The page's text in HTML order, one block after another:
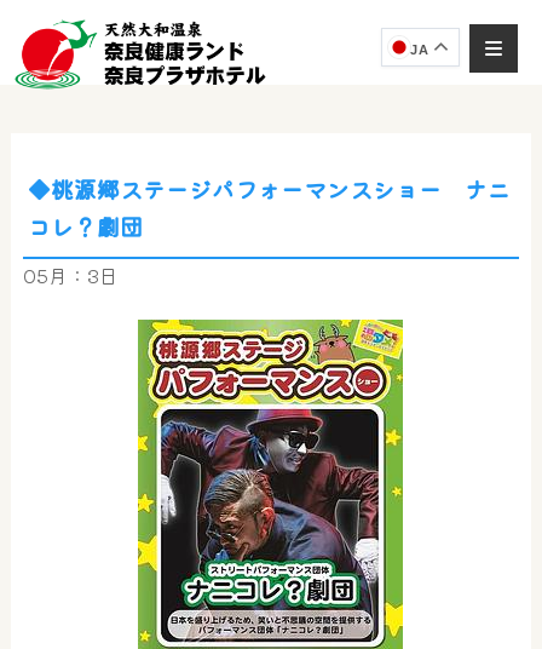
JA
◆桃源郷ステージパフォーマンスショー ナニ
コレ？劇団
05月：3日
AIコンシェルジュ
ご質問をお伺いします。